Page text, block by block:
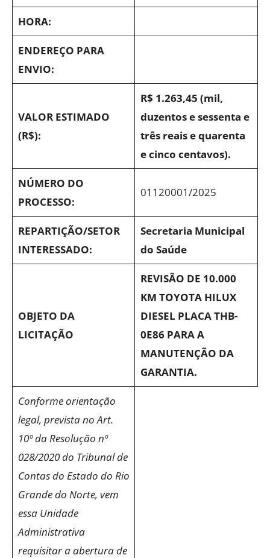
HORA:
ENDEREÇO PARA
ENVIO:
VALOR ESTIMADO
(R$):
R$ 1.263,45 (mil,
duzentos e sessenta e
três reais e quarenta
e cinco centavos).
NÚMERO DO
PROCESSO:
01120001/2025
REPARTIÇÃO/SETOR
INTERESSADO:
Secretaria Municipal
do Saúde
OBJETO DA
LICITAÇÃO
REVISÃO DE 10.000
KM TOYOTA HILUX
DIESEL PLACA THB-
0E86 PARA A
MANUTENÇÃO DA
GARANTIA.
Conforme orientação
legal, prevista no Art.
10º da Resolução nº
028/2020 do Tribunal de
Contas do Estado do Rio
Grande do Norte, vem
essa Unidade
Administrativa
requisitar a abertura de